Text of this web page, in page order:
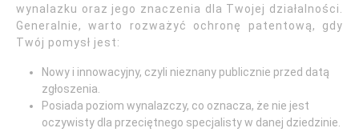
wynalazku oraz jego znaczenia dla Twojej działalności.
Generalnie, warto rozważyć ochronę patentową, gdy
Twój pomysł jest:
Nowy i innowacyjny, czyli nieznany publicznie przed datą
zgłoszenia.
Posiada poziom wynalazczy, co oznacza, że nie jest
oczywisty dla przeciętnego specjalisty w danej dziedzinie.